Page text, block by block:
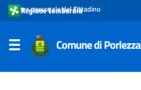
Area personale del Cittadino
Comune di Porlezza